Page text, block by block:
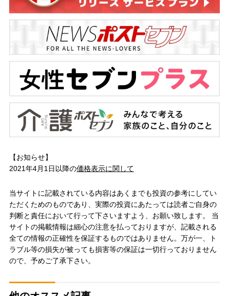
【お知らせ】
2021年4月1日以降の価格表示に関して
当サイトに記載されている内容はあくまでも投資の参考にしてい
ただくためのものであり、実際の投資にあたっては読者ご自身の
判断と責任において行って下さいますよう、お願い致します。 当
サイトの掲載情報は細心の注意を払っておりますが、記載される
全ての情報の正確性を保証するものではありません。万が一、ト
ラブル等の損失が被っても損害等の保証は一切行っておりません
ので、予めご了承下さい。